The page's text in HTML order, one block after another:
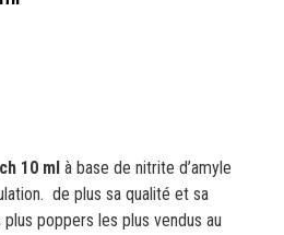
10 ml à base de nitrite d’amyle
de plus sa qualité et sa
poppers les plus vendus au